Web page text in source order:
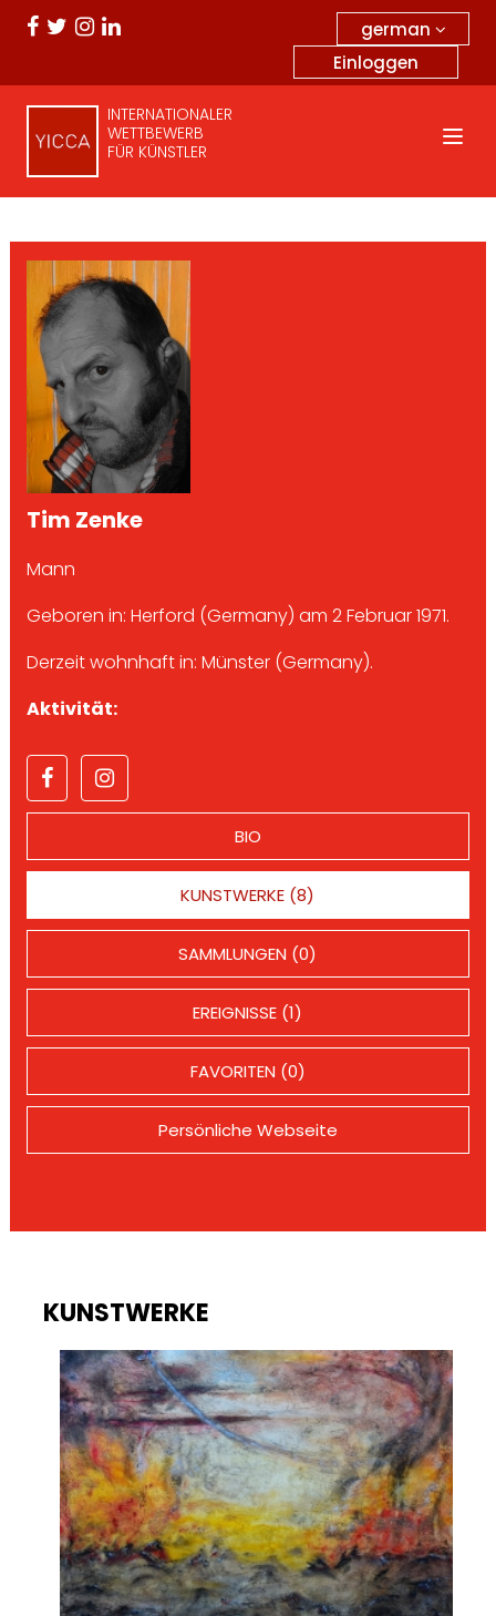
german
Einloggen
INTERNATIONALER
WETTBEWERB
FÜR KÜNSTLER
Tim Zenke
Mann
Geboren in: Herford (Germany) am 2 Februar 1971.
Derzeit wohnhaft in: Münster (Germany).
Aktivität:
BIO
KUNSTWERKE (8)
SAMMLUNGEN (0)
EREIGNISSE (1)
FAVORITEN (0)
Persönliche Webseite
KUNSTWERKE